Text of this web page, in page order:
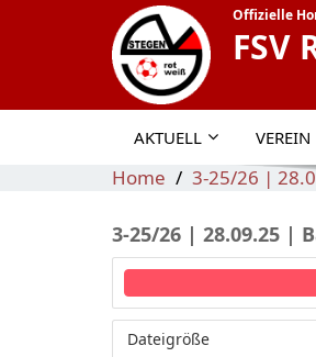
Offizielle
FSV
AKTUELL VEREIN
Home 3-25/26 |
3-25/26 | 28.09.25 |
Dateigröße